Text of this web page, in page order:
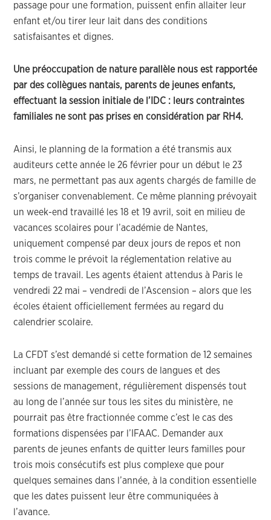
passage pour une formation, puissent enfin allaiter leur
enfant et/ou tirer leur lait dans des conditions
satisfaisantes et dignes.
Une préoccupation de nature parallèle nous est rapportée
par des collègues nantais, parents de jeunes enfants,
effectuant la session initiale de l’IDC : leurs contraintes
familiales ne sont pas prises en considération par RH4.
Ainsi, le planning de la formation a été transmis aux
auditeurs cette année le 26 février pour un début le 23
mars, ne permettant pas aux agents chargés de famille de
s’organiser convenablement. Ce même planning prévoyait
un week-end travaillé les 18 et 19 avril, soit en milieu de
vacances scolaires pour l’académie de Nantes,
uniquement compensé par deux jours de repos et non
trois comme le prévoit la réglementation relative au
temps de travail. Les agents étaient attendus à Paris le
vendredi 22 mai – vendredi de l’Ascension – alors que les
écoles étaient officiellement fermées au regard du
calendrier scolaire.
La CFDT s’est demandé si cette formation de 12 semaines
incluant par exemple des cours de langues et des
sessions de management, régulièrement dispensés tout
au long de l’année sur tous les sites du ministère, ne
pourrait pas être fractionnée comme c’est le cas des
formations dispensées par l’IFAAC. Demander aux
parents de jeunes enfants de quitter leurs familles pour
trois mois consécutifs est plus complexe que pour
quelques semaines dans l’année, à la condition essentielle
que les dates puissent leur être communiquées à
l’avance.